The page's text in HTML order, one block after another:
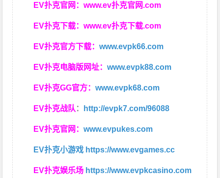
EV扑克官网：www.ev扑克官网.com
EV扑克下载：www.ev扑克下载.com
EV扑克官方下载：www.evpk66.com
EV扑克电脑版网址：www.evpk88.com
EV扑克GG官方：www.evpk68.com
EV扑克战队 ： http://evpk7.com/96088
EV扑克官网：www.evpukes.com
EV扑克小游戏 https://www.evgames.cc
EV扑克娱乐场 https://www.evpkcasino.com